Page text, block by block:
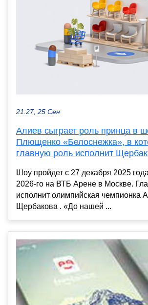
21:27, 25 Сен
Алиев сыграет роль принца в
Плющенко «Белоснежка», в
главную роль исполнит
Шоу пройдет с 27 декабря 2025
2026-го на ВТБ Арене в Москве.
исполнит олимпийская чемпионка
Щербакова . «До нашей ...